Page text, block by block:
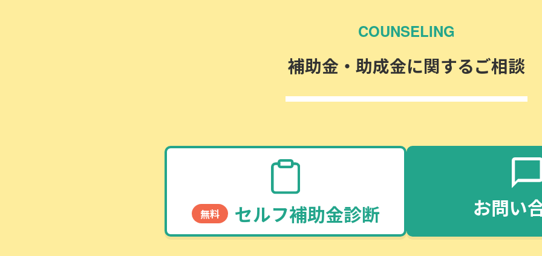
COUNSELING
補助金・助成金に関するご相談
無料 セルフ補助金診断 お問い